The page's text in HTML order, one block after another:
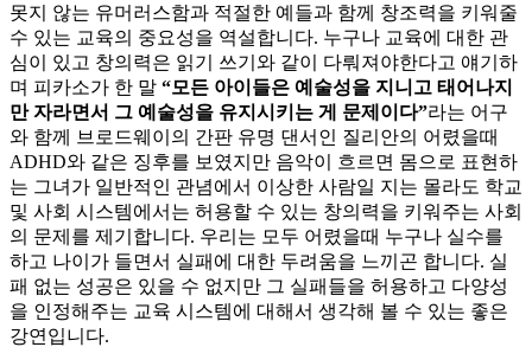
못지 않는 유머러스함과 적절한 예들과 함께 창조력을 키워줄
수 있는 교육의 중요성을 역설합니다. 누구나 교육에 대한 관
심이 있고 창의력은 읽기 쓰기와 같이 다뤄져야한다고 얘기하
며 피카소가 한 말 “모든 아이들은 예술성을 지니고 태어나지
만 자라면서 그 예술성을 유지시키는 게 문제이다”라는 어구
와 함께 브로드웨이의 간판 유명 댄서인 질리안의 어렸을때
ADHD와 같은 징후를 보였지만 음악이 흐르면 몸으로 표현하
는 그녀가 일반적인 관념에서 이상한 사람일 지는 몰라도 학교
및 사회 시스템에서는 허용할 수 있는 창의력을 키워주는 사회
의 문제를 제기합니다. 우리는 모두 어렸을때 누구나 실수를
하고 나이가 들면서 실패에 대한 두려움을 느끼곤 합니다. 실
패 없는 성공은 있을 수 없지만 그 실패들을 허용하고 다양성
을 인정해주는 교육 시스템에 대해서 생각해 볼 수 있는 좋은
강연입니다.